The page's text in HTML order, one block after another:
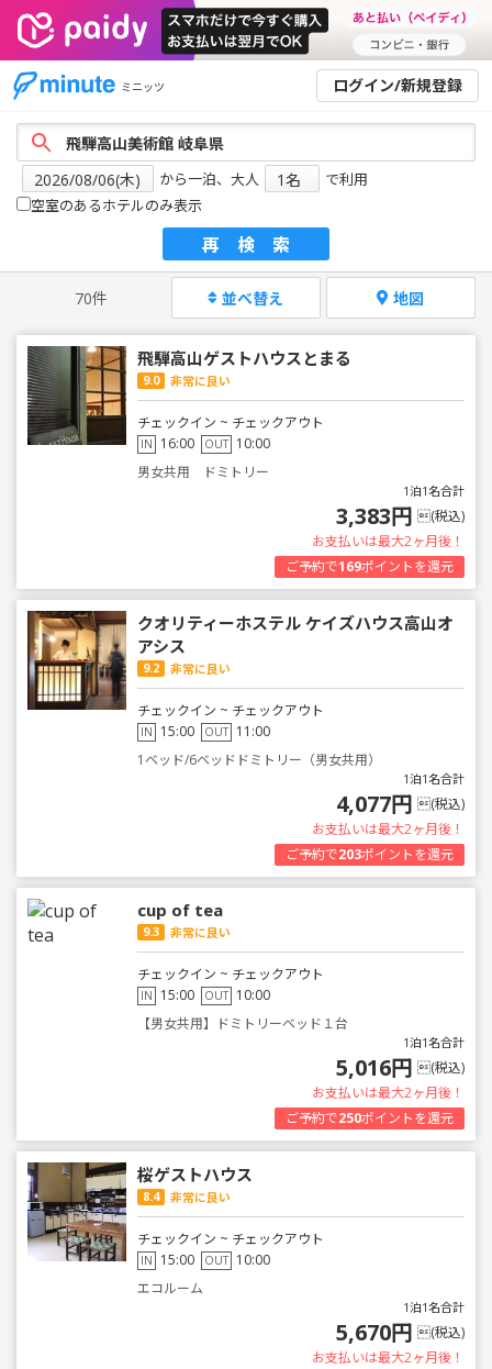
ミニッツ ログイン/新規登録
から一泊、大人
で利用
空室のあるホテルのみ表示
再検索
70件 並べ替え 地図
飛騨高山ゲストハウスとまる
9.0 非常に良い
チェックイン ~ チェックアウト
IN 16:00 OUT 10:00
男女共用 ドミトリー
1泊1名合計
3,383円 (税込)
お支払いは最大2ヶ月後！
ご予約で169ポイントを還元
クオリティーホステル ケイズハウス高山オ
アシス
9.2 非常に良い
チェックイン ~ チェックアウト
IN 15:00 OUT 11:00
1ベッド/6ベッドドミトリー（男女共用）
1泊1名合計
4,077円 (税込)
お支払いは最大2ヶ月後！
ご予約で203ポイントを還元
cup of tea
9.3 非常に良い
チェックイン ~ チェックアウト
IN 15:00 OUT 10:00
【男女共用】ドミトリーベッド１台
1泊1名合計
5,016円 (税込)
お支払いは最大2ヶ月後！
ご予約で250ポイントを還元
桜ゲストハウス
8.4 非常に良い
チェックイン ~ チェックアウト
IN 15:00 OUT 10:00
エコルーム
1泊1名合計
5,670円 (税込)
お支払いは最大2ヶ月後！